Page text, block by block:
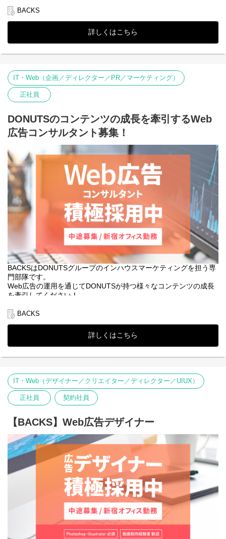
＼これから音声/配信周りのテクニカルスキルを身に着けたい方、
さらにスキルを磨きたい方必見です！／
自社開発ゲームコンテンツの声優による音楽ライブや国内最大級
プラットフォーム『ミクチャ』での音楽ライブ、TV番組、大型コ
レクション、外部各種アーティストの撮影やその他テクニカル面
【担当案件例】
・大規模アイドルフェス
・声優アイドルライブ
◆業務内容
＜主な業務内容＞
・音楽イベント、ミクチャ公式番組など様々なイベントでの会場
音響ミキサー/音声収録
・ラジオ収録、生放送のミキサー業務
◆選考フロー
①書類選考 ※履歴書（顔写真付）、希望シフトの提出必須
※職務経歴書（お持ちの方のみ提出）
↓
②面接
↓
※選考状況によっては面接が増える可能性もあります。
BACKS
詳しくはこちら
IT・Web（企画／ディレクター／PR／マーケティング）
正社員
DONUTSのコンテンツの成長を牽引するWeb
広告コンサルタント募集！
BACKSはDONUTSグループのインハウスマーケティングを担う専
門部隊です。
Web広告の運用を通じてDONUTSが持つ様々なコンテンツの成長
を牽引してください！
BACKS専任のデザイナーがいるので、隣で直接話し合いながら広
告クリエイティブの制作から入稿、効果測定や改善まで、トータ
ルでデジタルマーケティングに携わります。
また、DONUTSのマーケティング室長が直々にBACKSの広告運用
も携わっている為、
マーケティングの本質から学ぶことが可能です！
DONUTSは様々なコンテンツを持っているので、必然的に幅広い
業務や知識に関わることになります。この環境を楽しめる方は是
非ご応募ください！
・Google/Facebook/Instagram/Yahoo/Twitter/LINE等による広告の
施策設計、実装、分析、改善
・リスティング広告/SNS広告を中心にしたプロモーション業務、
運用、分析
・TVCM・コンテンツ・リアル・SNS等アプリマーケティングに関
わる包括的なマーケティングの実施
・社内他部署と連動し、サービス・アプリ内キャンペーンの企
画・進行・効果検証
・その他、オンライン・オフラインマーケティングの各施策の実
◆この仕事のやりがい
【キャリアは無限大】
事業部との距離も近いことから、広告だけでなく各プロダクト内
BACKS
詳しくはこちら
IT・Web（デザイナー／クリエイター／ディレクター／UIUX）
正社員 契約社員
【BACKS】Web広告デザイナー